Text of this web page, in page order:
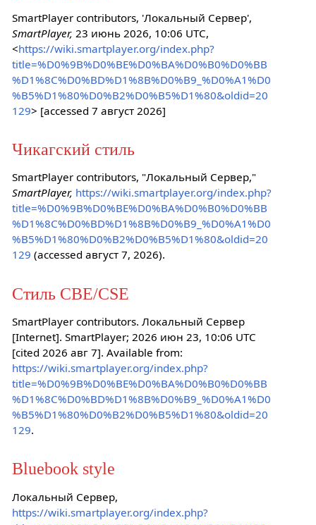
SmartPlayer contributors, 'Локальный Сервер',
SmartPlayer, 23 июнь 2026, 10:06 UTC,
<https://wiki.smartplayer.org/index.php?
title=%D0%9B%D0%BE%D0%BA%D0%B0%D0%BB
%D1%8C%D0%BD%D1%8B%D0%B9_%D0%A1%D0
%B5%D1%80%D0%B2%D0%B5%D1%80&oldid=20
129> [accessed 7 август 2026]
Чикагский стиль
SmartPlayer contributors, "Локальный Сервер,"
SmartPlayer, https://wiki.smartplayer.org/index.php?
title=%D0%9B%D0%BE%D0%BA%D0%B0%D0%BB
%D1%8C%D0%BD%D1%8B%D0%B9_%D0%A1%D0
%B5%D1%80%D0%B2%D0%B5%D1%80&oldid=20
129 (accessed август 7, 2026).
Стиль CBE/CSE
SmartPlayer contributors. Локальный Сервер
[Internet]. SmartPlayer; 2026 июн 23, 10:06 UTC
[cited 2026 авг 7]. Available from:
https://wiki.smartplayer.org/index.php?
title=%D0%9B%D0%BE%D0%BA%D0%B0%D0%BB
%D1%8C%D0%BD%D1%8B%D0%B9_%D0%A1%D0
%B5%D1%80%D0%B2%D0%B5%D1%80&oldid=20
129.
Bluebook style
Локальный Сервер,
https://wiki.smartplayer.org/index.php?